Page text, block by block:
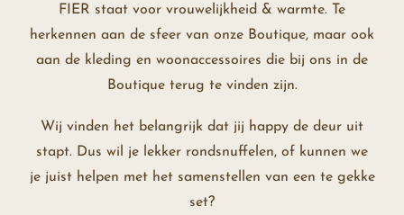
FIER staat voor vrouwelijkheid & warmte. Te
herkennen aan de sfeer van onze Boutique, maar ook
aan de kleding en woonaccessoires die bij ons in de
Boutique terug te vinden zijn.
Wij vinden het belangrijk dat jij happy de deur uit
stapt. Dus wil je lekker rondsnuffelen, of kunnen we
je juist helpen met het samenstellen van een te gekke
set?